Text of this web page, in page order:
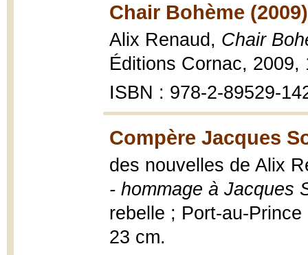
Chair Bohème (2009)
Alix Renaud, Chair
Éditions Cornac, 2009,
ISBN : 978-2-89529-
Compère Jacques
des nouvelles de Alix
- hommage à Jacques
rebelle ; Port-au-
23 cm.